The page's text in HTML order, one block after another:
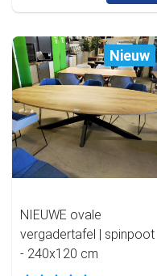
Nieuw
NIEUWE ovale
vergadertafel | spinpoot
- 240x120 cm